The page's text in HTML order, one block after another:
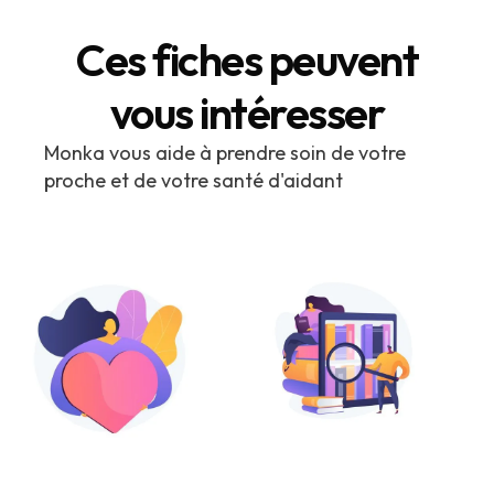
Ces fiches peuvent
vous intéresser
Monka vous aide à prendre soin de votre
proche et de votre santé d'aidant